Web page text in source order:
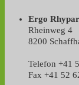
Ergo
Rheinweg 4
8200
Telefon +41
Fax +41 52